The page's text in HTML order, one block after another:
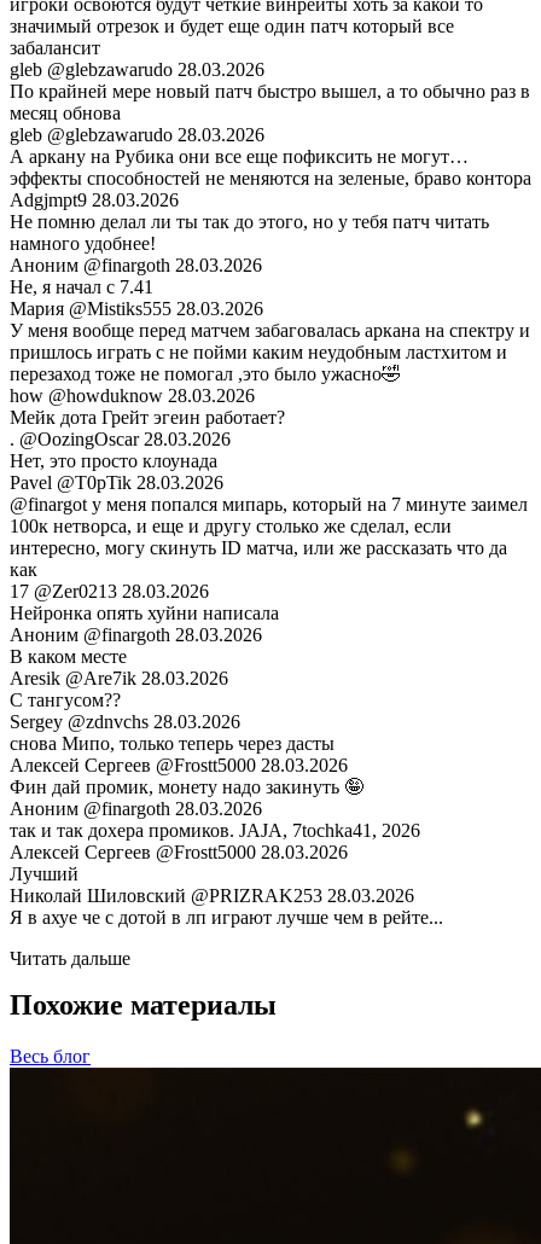
игроки освоются будут четкие винрейты хоть за какой то
значимый отрезок и будет еще один патч который все
забалансит
gleb @glebzawarudo 28.03.2026
По крайней мере новый патч быстро вышел, а то обычно раз в
месяц обнова
gleb @glebzawarudo 28.03.2026
А аркану на Рубика они все еще пофиксить не могут…
эффекты способностей не меняются на зеленые, браво контора
Adgjmpt9 28.03.2026
Не помню делал ли ты так до этого, но у тебя патч читать
намного удобнее!
Аноним @finargoth 28.03.2026
Не, я начал с 7.41
Мария @Mistiks555 28.03.2026
У меня вообще перед матчем забаговалась аркана на спектру и
пришлось играть с не пойми каким неудобным ластхитом и
перезаход тоже не помогал ,это было ужасно🤣
how @howduknow 28.03.2026
Мейк дота Грейт эгеин работает?
. @OozingOscar 28.03.2026
Нет, это просто клоунада
Pavel @T0pTik 28.03.2026
@finargot у меня попался мипарь, который на 7 минуте заимел
100к нетворса, и еще и другу столько же сделал, если
интересно, могу скинуть ID матча, или же рассказать что да
как
17 @Zer0213 28.03.2026
Нейронка опять хуйни написала
Аноним @finargoth 28.03.2026
В каком месте
Aresik @Are7ik 28.03.2026
С тангусом??
Sergey @zdnvchs 28.03.2026
снова Мипо, только теперь через дасты
Алексей Сергеев @Frostt5000 28.03.2026
Фин дай промик, монету надо закинуть 🤪
Аноним @finargoth 28.03.2026
так и так дохера промиков. JAJA, 7tochka41, 2026
Алексей Сергеев @Frostt5000 28.03.2026
Лучший
Николай Шиловский @PRIZRAK253 28.03.2026
Я в ахуе че с дотой в лп играют лучше чем в рейте...
Читать дальше
Похожие материалы
Весь блог